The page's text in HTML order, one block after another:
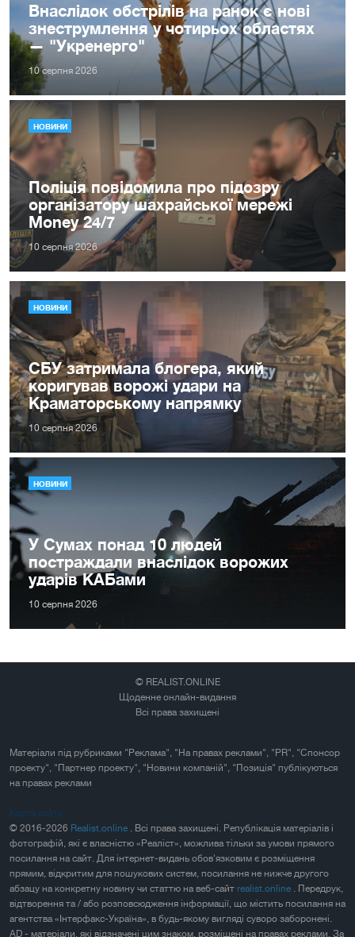
Внаслідок обстрілів на ранок є нові
знеструмлення у чотирьох областях
— "Укренерго"
10 серпня 2026
НОВИНИ
Поліція повідомила про підозру
організатору шахрайської мережі
Money 24/7
10 серпня 2026
НОВИНИ
СБУ затримала блогера, який
коригував ворожі удари на
Краматорському напрямку
10 серпня 2026
НОВИНИ
У Сумах понад 10 людей
постраждали внаслідок ворожих
ударів КАБами
10 серпня 2026
© REALIST.ONLINE
Щоденне онлайн-видання
Всі права захищені
Матеріали під рубриками "Реклама", "На правах реклами", "PR", "Спонсор
проекту", "Партнер проекту", "Новини компаній", "Позиція" публікуються
на правах реклами
Карта сайта
© 2016-2026 Realist.online . Всі права захищені. Републікація матеріалів і
фотографій, які є власністю «Реаліст», можлива тільки за умови прямого
посилання на сайт. Для інтернет-видань обов'язковим є розміщення
прямим, відкритим для пошукових систем, посилання не нижче другого
абзацу на конкретну новину чи статтю на веб-сайт realist.online . Передрук,
відтворення та / або розповсюдження інформації, що містить посилання на
агентства «Інтерфакс-Україна», в будь-якому вигляді суворо заборонені.
AD - матеріали, які відзначені цим знаком, розміщені на правах реклами. За